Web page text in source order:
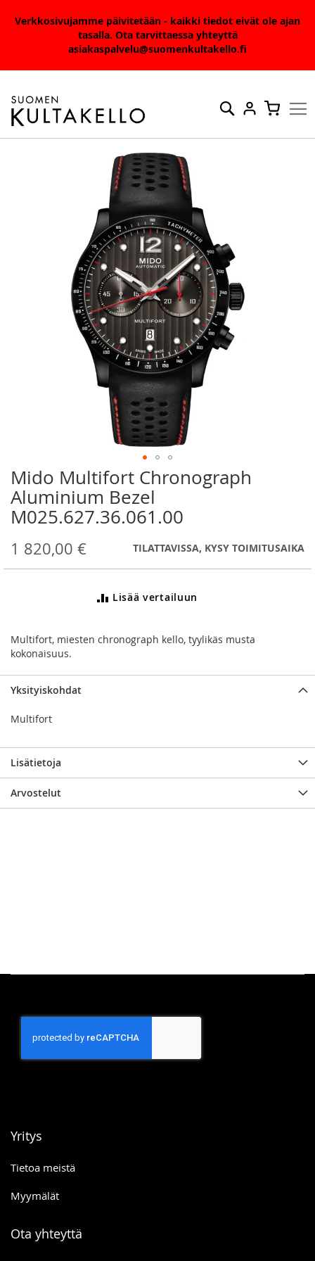
Verkkosivujamme päivitetään - kaikki tiedot eivät ole ajan
tasalla. Ota tarvittaessa yhteyttä
asiakaspalvelu@suomenkultakello.fi
to
Content
Haku
Skip
to
the
beginning
the
images
gallery
Mido Multifort Chronograph
Aluminium Bezel
M025.627.36.061.00
1 820,00 € TILATTAVISSA, KYSY TOIMITUSAIKA
Lisää vertailuun
Multifort, miesten chronograph kello, tyylikäs musta
kokonaisuus.
Yksityiskohdat
Multifort
Lisätietoja
Arvostelut
Yritys
Tietoa meistä
Myymälät
Ota yhteyttä